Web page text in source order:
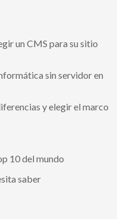
un CMS para su sitio
sin servidor en
y elegir el marco
10 del mundo
saber